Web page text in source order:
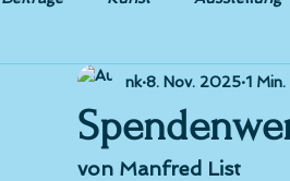
nk 8. Nov. 2025 1
von Manfred List